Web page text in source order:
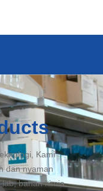
Kami
dan nyaman
bahan kimia,